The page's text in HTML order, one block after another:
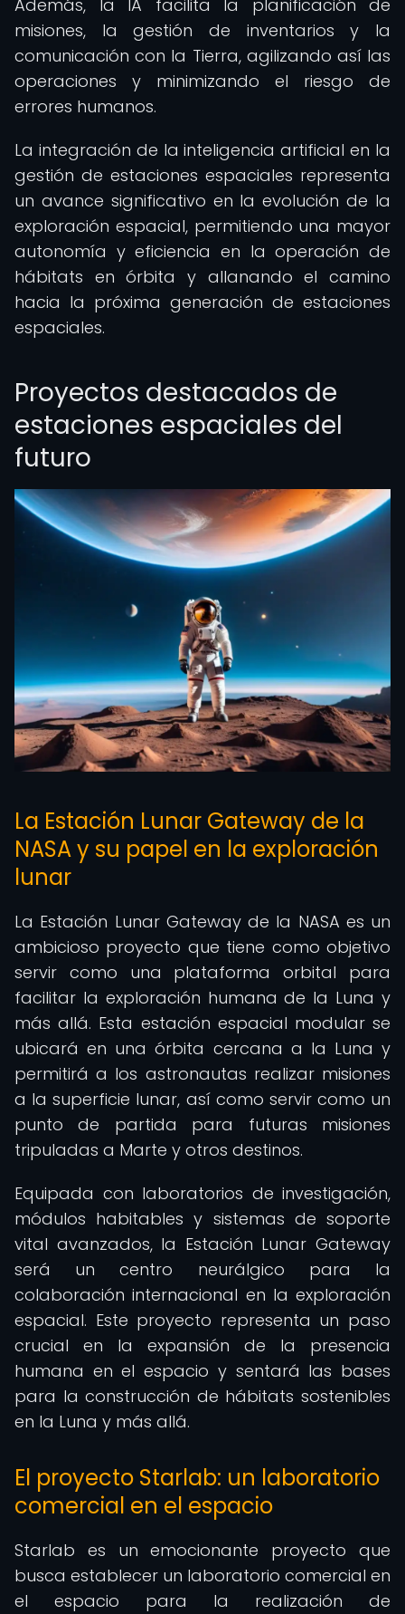
Además, la IA facilita la planificación de
misiones, la gestión de inventarios y la
comunicación con la Tierra, agilizando así las
operaciones y minimizando el riesgo de
errores humanos.
La integración de la inteligencia artificial en la
gestión de estaciones espaciales representa
un avance significativo en la evolución de la
exploración espacial, permitiendo una mayor
autonomía y eficiencia en la operación de
hábitats en órbita y allanando el camino
hacia la próxima generación de estaciones
espaciales.
Proyectos destacados de
estaciones espaciales del
futuro
La Estación Lunar Gateway de la
NASA y su papel en la exploración
lunar
La Estación Lunar Gateway de la NASA es un
ambicioso proyecto que tiene como objetivo
servir como una plataforma orbital para
facilitar la exploración humana de la Luna y
más allá. Esta estación espacial modular se
ubicará en una órbita cercana a la Luna y
permitirá a los astronautas realizar misiones
a la superficie lunar, así como servir como un
punto de partida para futuras misiones
tripuladas a Marte y otros destinos.
Equipada con laboratorios de investigación,
módulos habitables y sistemas de soporte
vital avanzados, la Estación Lunar Gateway
será un centro neurálgico para la
colaboración internacional en la exploración
espacial. Este proyecto representa un paso
crucial en la expansión de la presencia
humana en el espacio y sentará las bases
para la construcción de hábitats sostenibles
en la Luna y más allá.
El proyecto Starlab: un laboratorio
comercial en el espacio
Starlab es un emocionante proyecto que
busca establecer un laboratorio comercial en
el espacio para la realización de